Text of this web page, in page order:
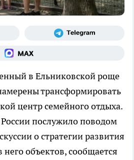
в Ельниковской роще
трансформировать
центр семейного отдыха.
послужило поводом
о стратегии развития
объектов, сообщается